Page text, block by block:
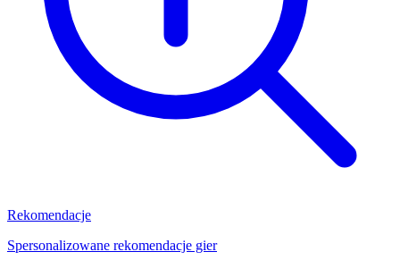
Rekomendacje
Spersonalizowane rekomendacje gier